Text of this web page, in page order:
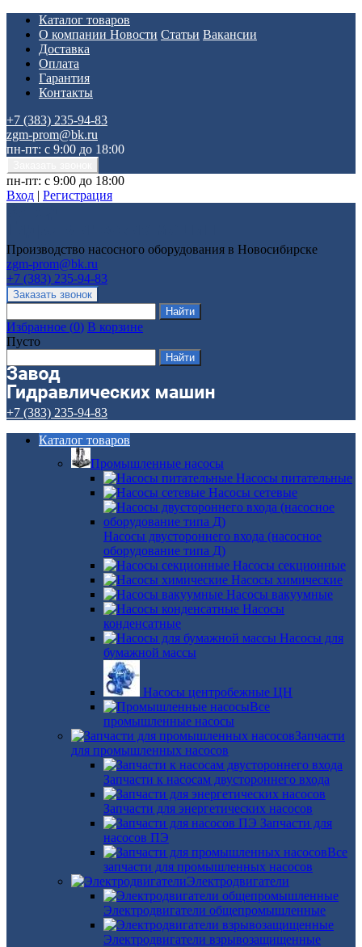
Каталог товаров
О компании Новости Статьи Вакансии
Доставка
Оплата
Гарантия
Контакты
+7 (383) 235-94-83
zgm-prom@bk.ru
пн-пт: с 9:00 до 18:00
пн-пт: с 9:00 до 18:00
Вход | Регистрация
Производство насосного оборудования в Новосибирске
zgm-prom@bk.ru
+7 (383) 235-94-83
Избранное (0) В корзине
Пусто
+7 (383) 235-94-83
Каталог товаров
Промышленные насосы
Насосы питательные
Насосы сетевые
Насосы двустороннего входа (насосное
оборудование типа Д)
Насосы секционные
Насосы химические
Насосы вакуумные
Насосы
конденсатные
Насосы для
бумажной массы
Насосы центробежные ЦН
Все
промышленные насосы
Запчасти
для промышленных насосов
Запчасти к насосам двустороннего входа
Запчасти для энергетических насосов
Запчасти для
насосов ПЭ
Все
запчасти для промышленных насосов
Электродвигатели
Электродвигатели общепромышленные
Электродвигатели взрывозащищенные